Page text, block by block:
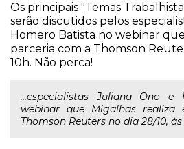
Os principais "Temas
serão discutidos pelos
Homero Batista no webinar
parceria com a Thomson
10h. Não perca!
...especialistas Juliana Ono
webinar que Migalhas
Thomson Reuters no dia 28/10,